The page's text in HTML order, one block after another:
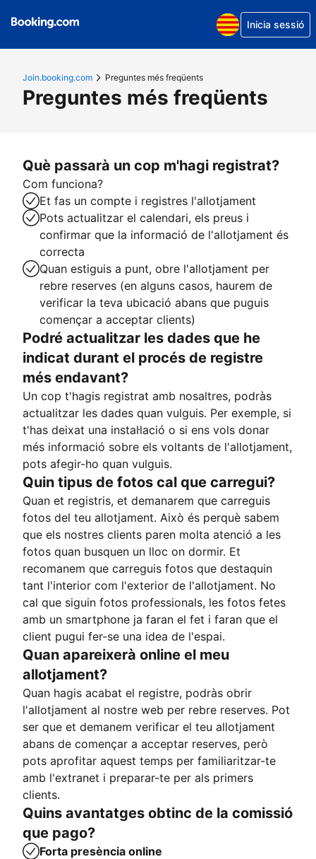
Inicia sessió
Join.booking.com Preguntes més freqüents
Preguntes més freqüents
Què passarà un cop m'hagi registrat?
Com funciona?
Et fas un compte i registres l'allotjament
Pots actualitzar el calendari, els preus i
confirmar que la informació de l'allotjament és
correcta
Quan estiguis a punt, obre l'allotjament per
rebre reserves (en alguns casos, haurem de
verificar la teva ubicació abans que puguis
començar a acceptar clients)
Podré actualitzar les dades que he
indicat durant el procés de registre
més endavant?
Un cop t'hagis registrat amb nosaltres, podràs
actualitzar les dades quan vulguis. Per exemple, si
t'has deixat una instal·lació o si ens vols donar
més informació sobre els voltants de l'allotjament,
pots afegir-ho quan vulguis.
Quin tipus de fotos cal que carregui?
Quan et registris, et demanarem que carreguis
fotos del teu allotjament. Això és perquè sabem
que els nostres clients paren molta atenció a les
fotos quan busquen un lloc on dormir. Et
recomanem que carreguis fotos que destaquin
tant l'interior com l'exterior de l'allotjament. No
cal que siguin fotos professionals, les fotos fetes
amb un smartphone ja faran el fet i faran que el
client pugui fer-se una idea de l'espai.
Quan apareixerà online el meu
allotjament?
Quan hagis acabat el registre, podràs obrir
l'allotjament al nostre web per rebre reserves. Pot
ser que et demanem verificar el teu allotjament
abans de començar a acceptar reserves, però
pots aprofitar aquest temps per familiaritzar-te
amb l'extranet i preparar-te per als primers
clients.
Quins avantatges obtinc de la comissió
que pago?
Forta presència online